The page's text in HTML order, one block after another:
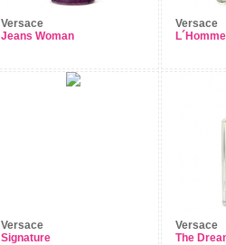
Versace
Jeans Woman
Versace
L´Homme
Versace
Signature
Versace
The